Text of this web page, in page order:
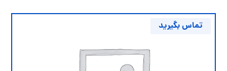
تماس بگیرید